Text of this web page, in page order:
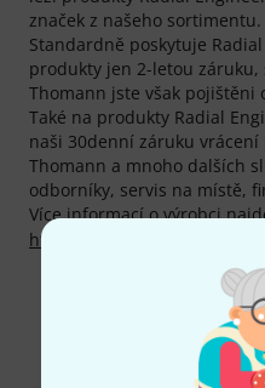
značek z našeho sortimentu.
Standardně poskytuje
produkty jen 2-letou
Thomann jste však pojištěni
Také na produkty Radial
naši 30denní záruku
Thomann a mnoho dalších
odborníky, servis na místě,
Více informací o výrobci
http://www.radialeng.com
Více o výrobci